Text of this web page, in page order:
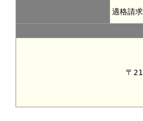
適格請
〒